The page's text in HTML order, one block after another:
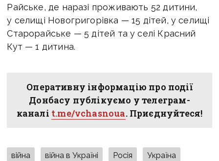
Райське, де наразі проживають 52 дитини,
у селищі Новогригорівка — 15 дітей, у селищі
Старорайське — 5 дітей та у селі Красний
Кут — 1 дитина.
Оперативну інформацію про події
Донбасу публікуємо у телеграм-
каналі t.me/vchasnoua. Приєднуйтеся!
війна війна в Україні Росія Україна